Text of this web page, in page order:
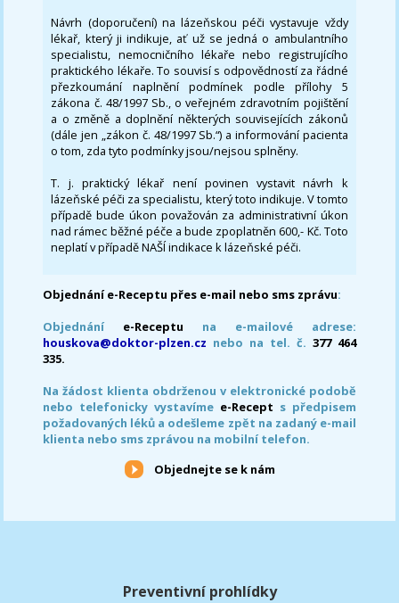
Návrh (doporučení) na lázeňskou péči vystavuje vždy
lékař, který ji indikuje, ať už se jedná o ambulantního
specialistu, nemocničního lékaře nebo registrujícího
praktického lékaře. To souvisí s odpovědností za řádné
přezkoumání naplnění podmínek podle přílohy 5
zákona č. 48/1997 Sb., o veřejném zdravotním pojištění
a o změně a doplnění některých souvisejících zákonů
(dále jen „zákon č. 48/1997 Sb.“) a informování pacienta
o tom, zda tyto podmínky jsou/nejsou splněny.
T. j. praktický lékař není povinen vystavit návrh k
lázeňské péči za specialistu, který toto indikuje. V tomto
případě bude úkon považován za administrativní úkon
nad rámec běžné péče a bude zpoplatněn 600,- Kč. Toto
neplatí v případě NAŠÍ indikace k lázeňské péči.
Objednání e-Receptu přes e-mail nebo sms zprávu:
Objednání e-Receptu na e-mailové adrese:
houskova@doktor-plzen.cz nebo na tel. č. 377 464
335.
Na žádost klienta obdrženou v elektronické podobě
nebo telefonicky vystavíme e-Recept s předpisem
požadovaných léků a odešleme zpět na zadaný e-mail
klienta nebo sms zprávou na mobilní telefon.
Objednejte se k nám
Preventivní prohlídky